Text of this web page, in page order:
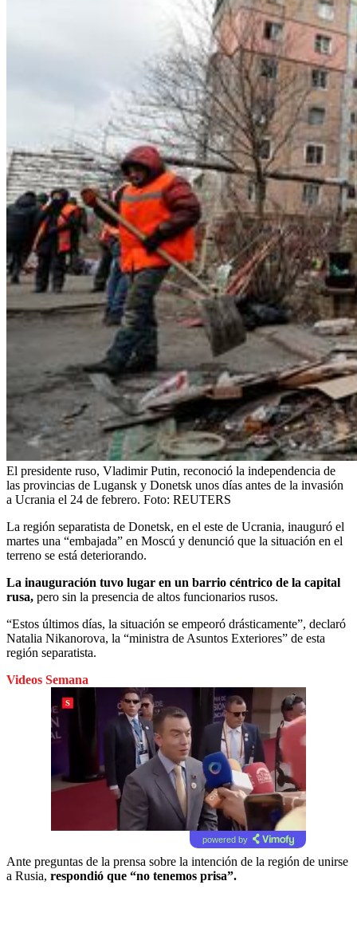
El presidente ruso, Vladimir Putin, reconoció la independencia de
las provincias de Lugansk y Donetsk unos días antes de la invasión
a Ucrania el 24 de febrero. Foto: REUTERS
La región separatista de Donetsk, en el este de Ucrania, inauguró el
martes una “embajada” en Moscú y denunció que la situación en el
terreno se está deteriorando.
La inauguración tuvo lugar en un barrio céntrico de la capital
rusa, pero sin la presencia de altos funcionarios rusos.
“Estos últimos días, la situación se empeoró drásticamente”, declaró
Natalia Nikanorova, la “ministra de Asuntos Exteriores” de esta
región separatista.
Videos Semana
powered by
Ante preguntas de la prensa sobre la intención de la región de unirse
a Rusia, respondió que “no tenemos prisa”.